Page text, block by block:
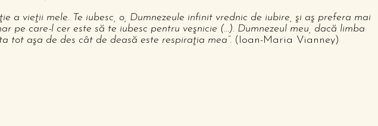
a vieţii mele. Te iubesc, o, Dumnezeule infinit vrednic de iubire, şi aş prefera mai
pe care-l cer este să te iubesc pentru veşnicie (…). Dumnezeul meu, dacă limba
tot aşa de des cât de deasă este respiraţia mea”. (Ioan-Maria Vianney)